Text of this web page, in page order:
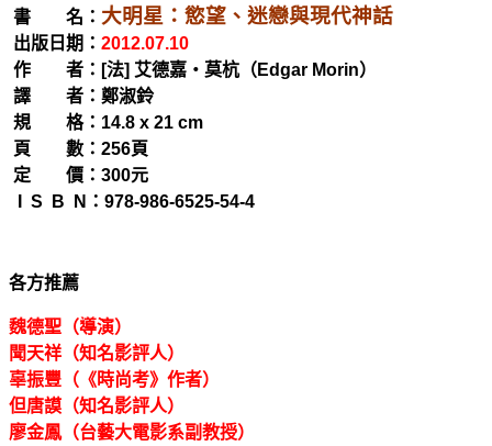
書 名： 大明星：慾望、迷戀與現代神話
出版日期： 2012.07.10
作 者：[法] 艾德嘉‧莫杭（Edgar Morin）
譯 者：鄭淑鈴
規 格：14.8 x 21 cm
頁 數：256頁
定 價：300元
I S B N：978-986-6525-54-4
各方推薦
魏德聖（導演）
聞天祥（知名影評人）
辜振豐（《時尚考》作者）
但唐謨（知名影評人）
廖金鳳（台藝大電影系副教授）